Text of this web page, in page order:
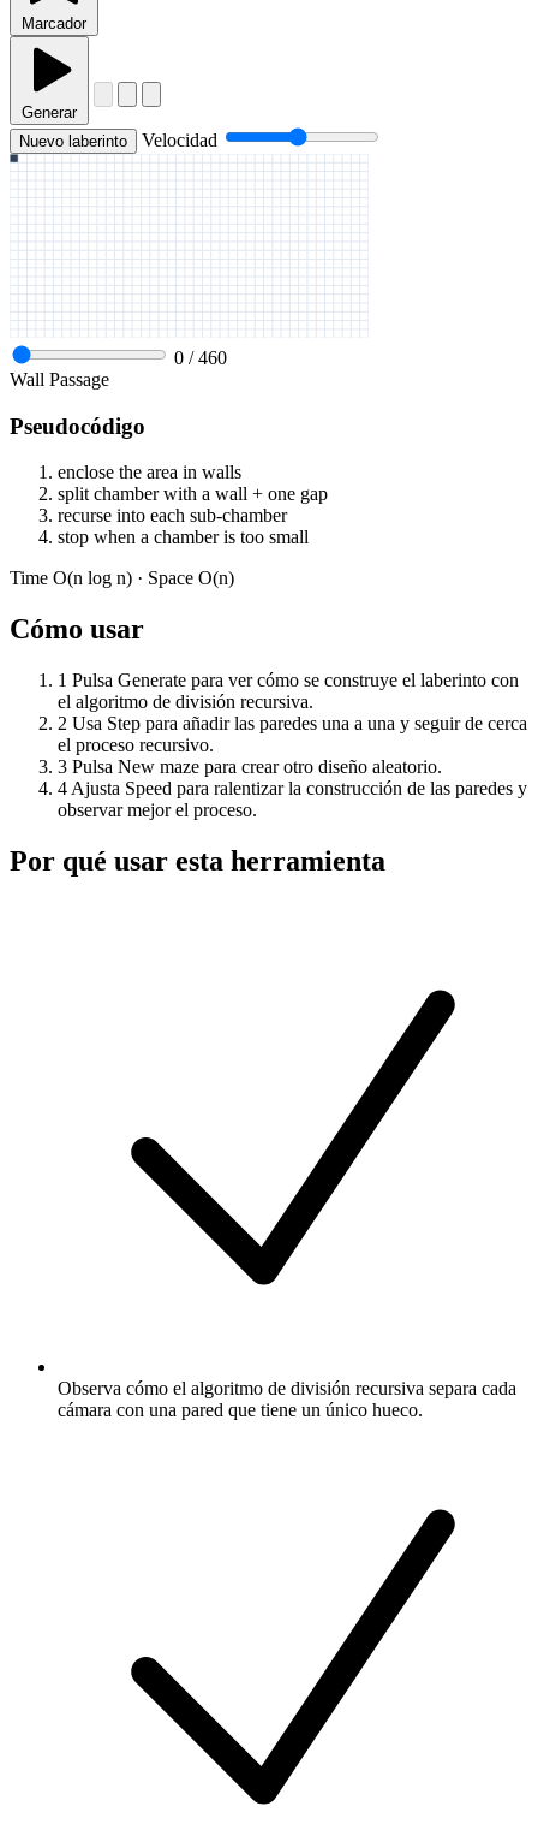
Marcador
Generar
Nuevo laberinto
Velocidad
0 /460
Wall Passage
Pseudocódigo
enclose the area in walls
split chamber with a wall + one gap
recurse into each sub-chamber
stop when a chamber is too small
Time O(n log n) · Space O(n)
Cómo usar
1 Pulsa Generate para ver cómo se construye el laberinto con
el algoritmo de división recursiva.
2 Usa Step para añadir las paredes una a una y seguir de cerca
el proceso recursivo.
3 Pulsa New maze para crear otro diseño aleatorio.
4 Ajusta Speed para ralentizar la construcción de las paredes y
observar mejor el proceso.
Por qué usar esta herramienta
Observa cómo el algoritmo de división recursiva separa cada
cámara con una pared que tiene un único hueco.